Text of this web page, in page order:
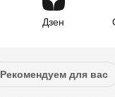
Дзен
Рекомендуем для вас